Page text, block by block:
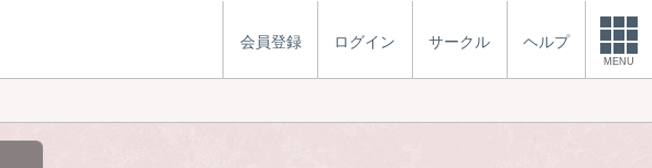
会員登録 ログイン サークル ヘルプ
MENU